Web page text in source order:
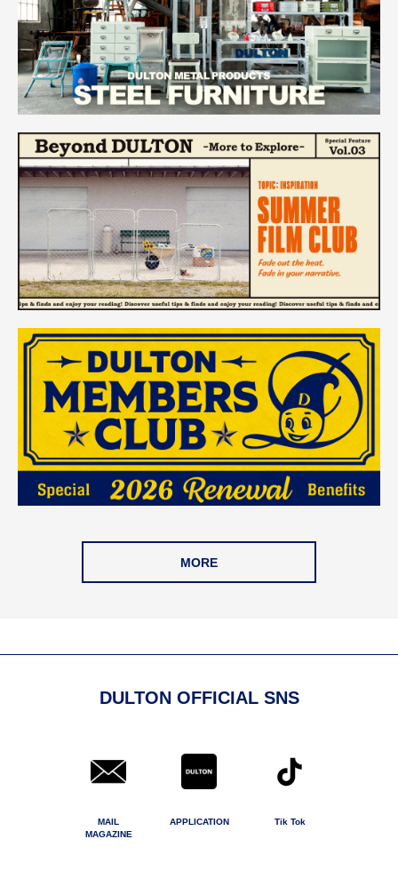
MORE
DULTON OFFICIAL SNS
MAIL
MAGAZINE
APPLICATION Tik Tok